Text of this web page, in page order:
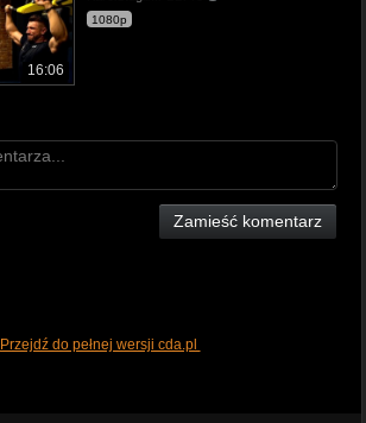
16:06
1080p
Zamieść komentarz
Przejdź do pełnej wersji cda.pl